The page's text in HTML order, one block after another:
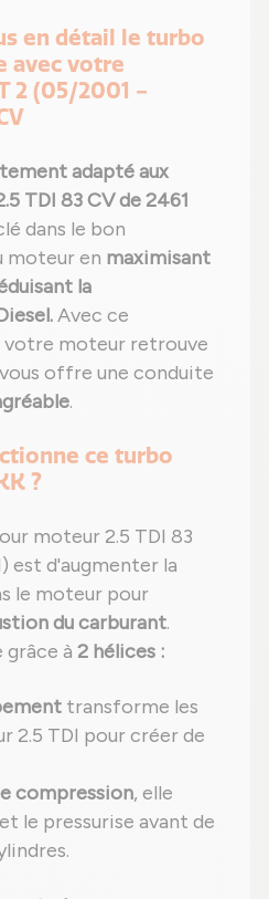
en détail le turbo
avec votre
2 (05/2001 -
adapté aux
TDI 83 CV de 2461
dans le bon
en maximisant
la
Avec ce
moteur retrouve
offre une conduite
.
ce turbo
?
moteur 2.5 TDI 83
est d'augmenter la
le moteur pour
du carburant.
à 2 hélices :
transforme les
2.5 TDI pour créer de
compression, elle
le pressurise avant de